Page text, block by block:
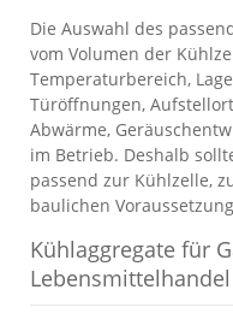
Die Auswahl des
vom Volumen der
Temperaturbereich,
Türöffnungen,
Abwärme,
im Betrieb. Deshalb
passend zur Kühlzelle,
baulichen
Kühlaggregate für